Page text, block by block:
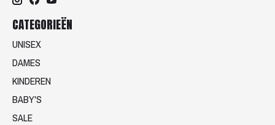
CATEGORIEËN
UNISEX
DAMES
KINDEREN
BABY'S
SALE